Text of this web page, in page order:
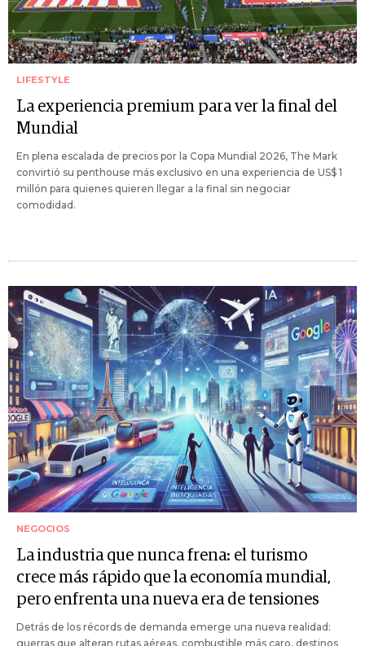
LIFESTYLE
La experiencia premium para ver la final del
Mundial
En plena escalada de precios por la Copa Mundial 2026, The Mark
convirtió su penthouse más exclusivo en una experiencia de US$ 1
millón para quienes quieren llegar a la final sin negociar
comodidad.
NEGOCIOS
La industria que nunca frena: el turismo
crece más rápido que la economía mundial,
pero enfrenta una nueva era de tensiones
Detrás de los récords de demanda emerge una nueva realidad:
guerras que alteran rutas aéreas, combustible más caro, destinos